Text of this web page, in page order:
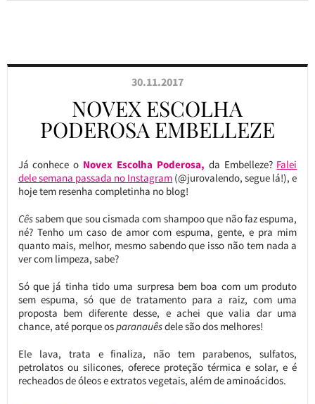
30.11.2017
NOVEX ESCOLHA
PODEROSA EMBELLEZE
Já conhece o Novex Escolha Poderosa, da Embelleze? Falei
dele semana passada no Instagram (@jurovalendo, segue lá!), e
hoje tem resenha completinha no blog!
Cêssabem que sou cismada com shampoo que não faz espuma,
né? Tenho um caso de amor com espuma, gente, e pra mim
quanto mais, melhor, mesmo sabendo que isso não tem nada a
ver com limpeza, sabe?
Só que já tinha tido uma surpresa bem boa com um produto
sem espuma, só que de tratamento para a raiz, com uma
proposta bem diferente desse, e achei que valia dar uma
chance, até porque osparanauêsdele são dos melhores!
Ele lava, trata e finaliza, não tem parabenos, sulfatos,
petrolatos ou silicones, oferece proteção térmica e solar, e é
recheados de óleos e extratos vegetais, além de aminoácidos.